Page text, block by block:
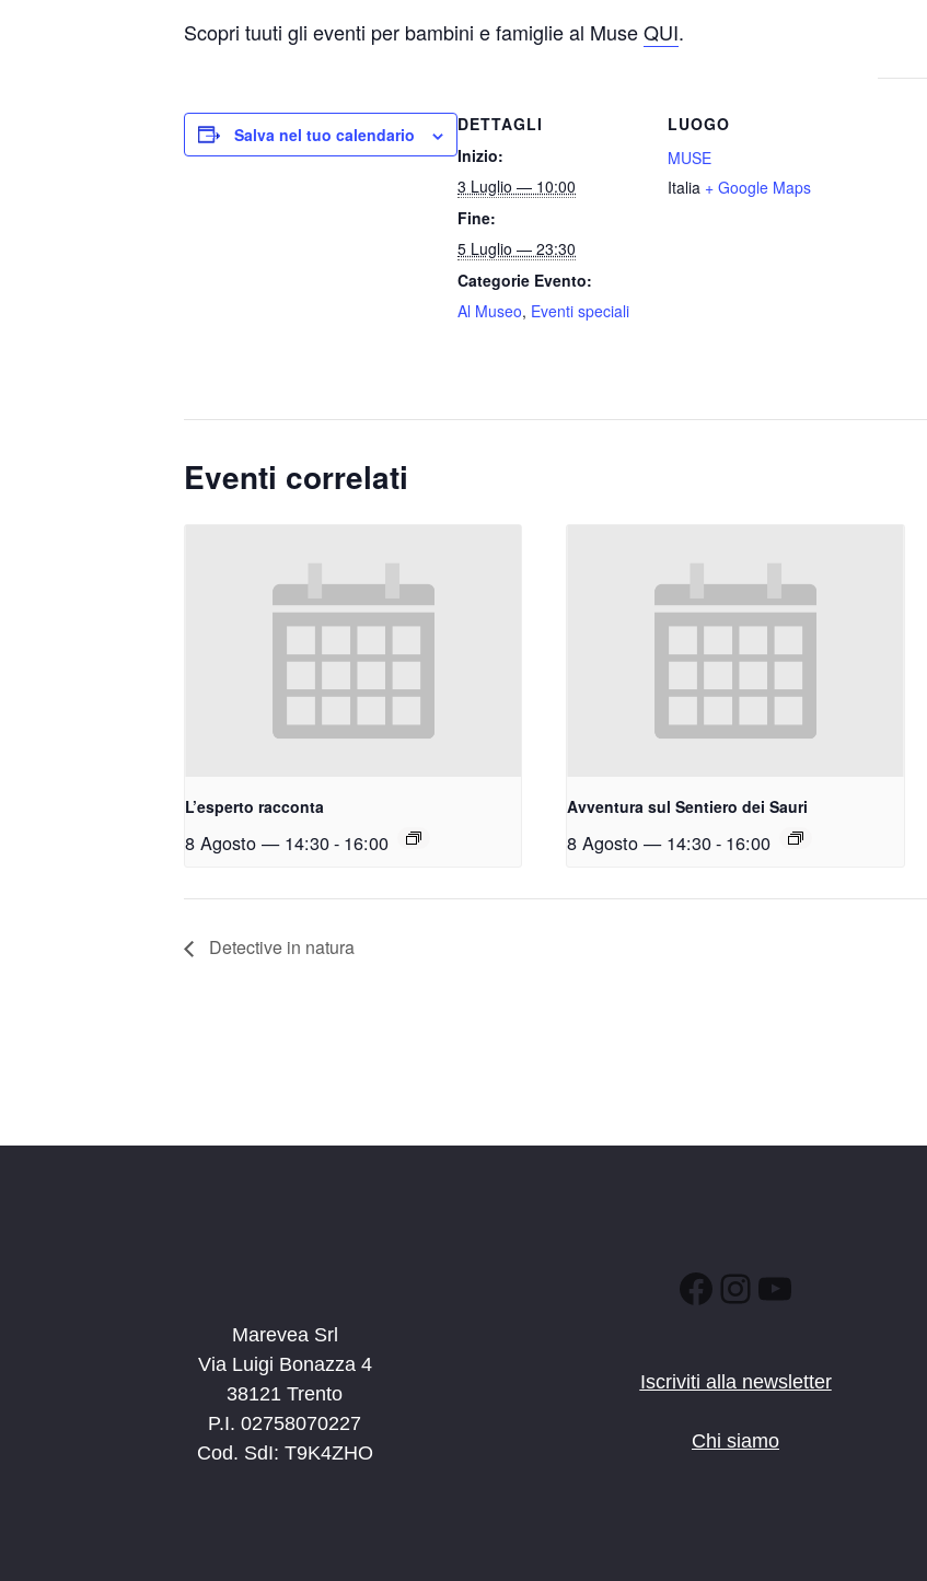
Scopri tuuti gli eventi per bambini e famiglie al MuseQUI.
Salva nel tuo calendario
DETTAGLI
Inizio:
3 Luglio — 10:00
Fine:
5 Luglio — 23:30
Categorie Evento:
Al Museo, Eventi speciali
LUOGO
MUSE
Italia + Google Maps
Eventi correlati
L’esperto racconta
8 Agosto — 14:30- 16:00
Avventura sul Sentiero dei Sauri
8 Agosto — 14:30- 16:00
Detective in natura
Marevea Srl
Via Luigi Bonazza 4
38121 Trento
P.I. 02758070227
Cod. SdI: T9K4ZHO
Facebook
Instagram
YouTube
Iscriviti alla newsletter
Chi siamo